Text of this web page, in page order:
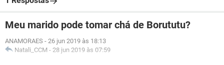
Meu marido pode tomar chá de Borututu?
ANAMORAES - 26 jun 2019 às 18:13
Natali_CCM - 28 jun 2019 às 07:59